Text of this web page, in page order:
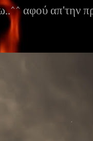
αφού απ'την